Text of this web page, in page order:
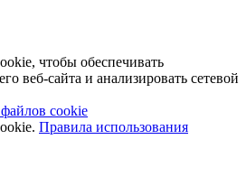
чтобы обеспечивать
веб-сайта и анализировать сетевой
cookie
Правила использования